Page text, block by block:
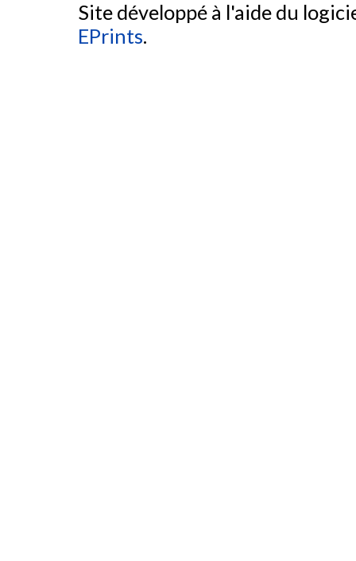
Site développé à l'aide du
EPrints.